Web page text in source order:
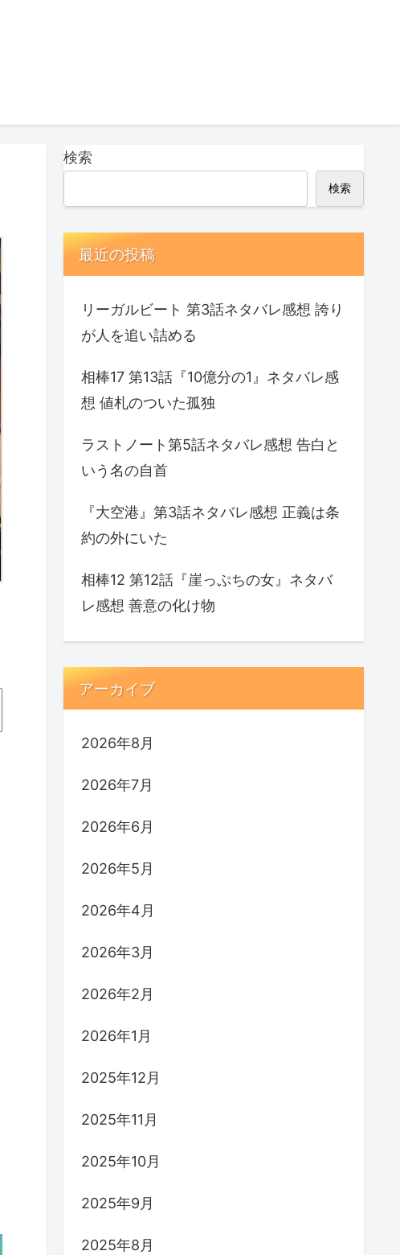
検索
検索
最近の投稿
リーガルビート 第3話ネタバレ感想 誇り
が人を追い詰める
相棒17 第13話『10億分の1』ネタバレ感
想 値札のついた孤独
ラストノート第5話ネタバレ感想 告白と
いう名の自首
『大空港』第3話ネタバレ感想 正義は条
約の外にいた
相棒12 第12話『崖っぷちの女』ネタバ
レ感想 善意の化け物
アーカイブ
2026年8月
2026年7月
2026年6月
2026年5月
2026年4月
2026年3月
2026年2月
2026年1月
2025年12月
2025年11月
2025年10月
2025年9月
2025年8月